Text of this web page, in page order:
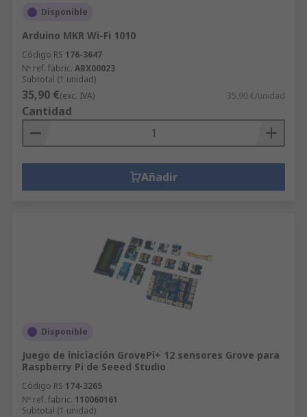
Disponible
Arduino MKR Wi-Fi 1010
Código RS 176-3647
Nº ref. fabric. ABX00023
Subtotal (1 unidad)
35,90 €(exc. IVA) 35,90 €/unidad
Cantidad
Añadir
Disponible
Juego de iniciación GrovePi+ 12 sensores Grove para
Raspberry Pi de Seeed Studio
Código RS 174-3265
Nº ref. fabric. 110060161
Subtotal (1 unidad)